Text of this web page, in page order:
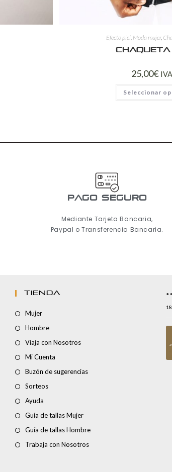
Efecto piel, Moda mujer,
Chaqueta
25,00€
Seleccionar
pago seguro
Mediante Tarjeta Bancaria,
Paypal o Transferencia Bancaria.
TIENDA
Mujer
Hombre
Viaja con Nosotros
Mi Cuenta
Buzón de sugerencias
Sorteos
Ayuda
Guía de tallas Mujer
Guía de tallas Hombre
Trabaja con Nosotros